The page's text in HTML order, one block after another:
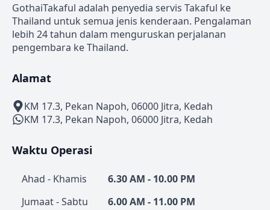
GothaiTakaful adalah penyedia servis Takaful ke
Thailand untuk semua jenis kenderaan. Pengalaman
lebih 24 tahun dalam menguruskan perjalanan
pengembara ke Thailand.
Alamat
KM 17.3, Pekan Napoh, 06000 Jitra, Kedah
KM 17.3, Pekan Napoh, 06000 Jitra, Kedah
Waktu Operasi
Ahad - Khamis
6.30 AM - 10.00 PM
Jumaat - Sabtu
6.00 AM - 11.00 PM